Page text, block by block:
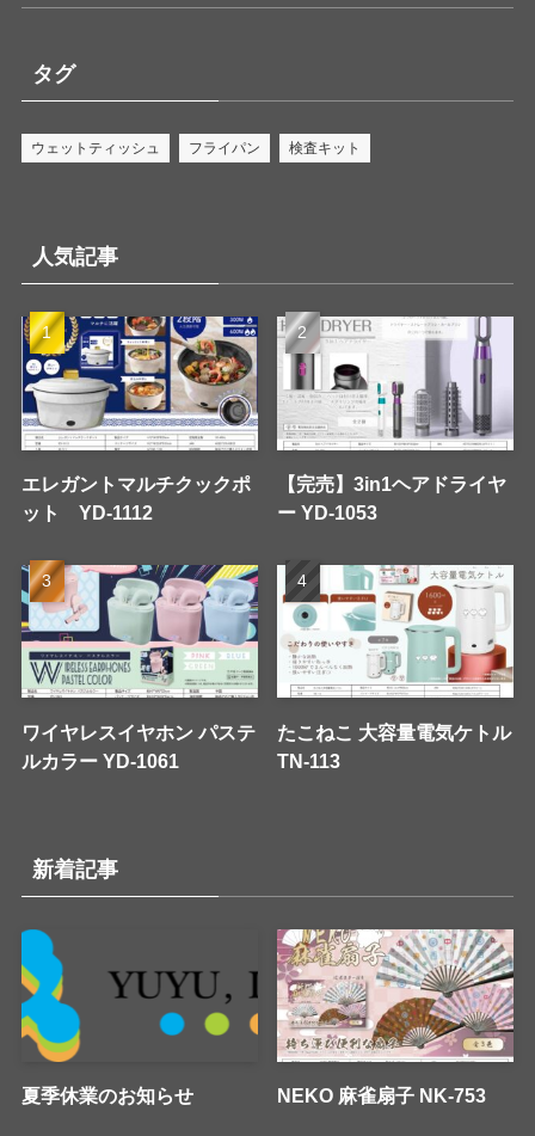
タグ
ウェットティッシュ フライパン 検査キット
人気記事
エレガントマルチクックポ
ット YD-1112
【完売】3in1ヘアドライヤ
ー YD-1053
ワイヤレスイヤホン パステ
ルカラー YD-1061
たこねこ 大容量電気ケトル
TN-113
新着記事
夏季休業のお知らせ NEKO 麻雀扇子 NK-753